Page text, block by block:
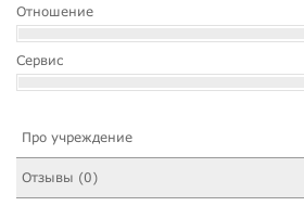
Отношение
Сервис
Про учреждение
Отзывы (0)